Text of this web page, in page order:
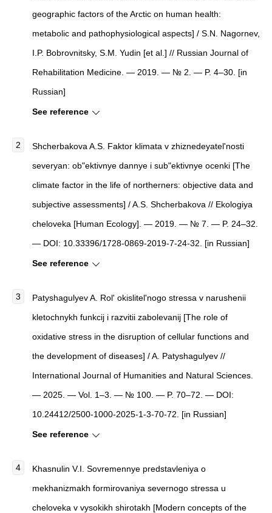
geographic factors of the Arctic on human health:
metabolic and pathophysiological aspects] / S.N. Nagornev,
I.P. Bobrovnitsky, S.M. Yudin [et al.] // Russian Journal of
Rehabilitation Medicine. — 2019. — № 2. — P. 4–30. [in
Russian]
See reference
Shcherbakova A.S. Faktor klimata v zhiznedeyatel'nosti
severyan: ob"ektivnye dannye i sub"ektivnye ocenki [The
climate factor in the life of northerners: objective data and
subjective assessments] / A.S. Shcherbakova // Ekologiya
cheloveka [Human Ecology]. — 2019. — № 7. — P. 24–32.
— DOI: 10.33396/1728-0869-2019-7-24-32. [in Russian]
See reference
Patyshagulyev A. Rol' okislitel'nogo stressa v narushenii
kletochnykh funkcij i razvitii zabolevanij [The role of
oxidative stress in the disruption of cellular functions and
the development of diseases] / A. Patyshagulyev //
International Journal of Humanities and Natural Sciences.
— 2025. — Vol. 1–3. — № 100. — P. 70–72. — DOI:
10.24412/2500-1000-2025-1-3-70-72. [in Russian]
See reference
Khasnulin V.I. Sovremennye predstavleniya o
mekhanizmakh formirovaniya severnogo stressa u
cheloveka v vysokikh shirotakh [Modern concepts of the